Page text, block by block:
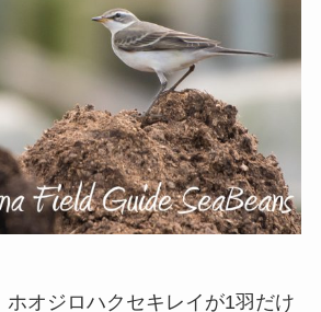
ホオジロハクセキレイが1羽だけ